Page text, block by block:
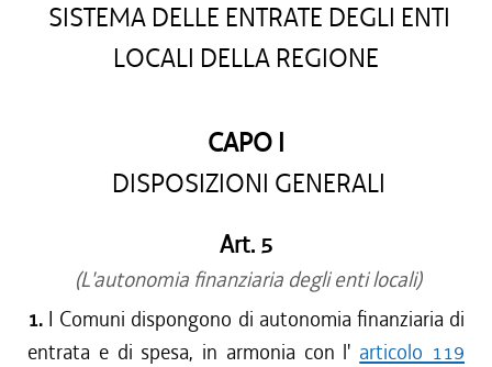
SISTEMA DELLE ENTRATE DEGLI ENTI
LOCALI DELLA REGIONE
CAPO I
DISPOSIZIONI GENERALI
Art. 5
(L'autonomia finanziaria degli enti locali)
1. I Comuni dispongono di autonomia finanziaria di
entrata e di spesa, in armonia con l' articolo 119